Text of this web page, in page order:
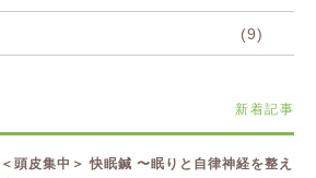
(9)
新着記事
＜頭皮集中＞ 快眠鍼 〜眠りと自律神経を整え